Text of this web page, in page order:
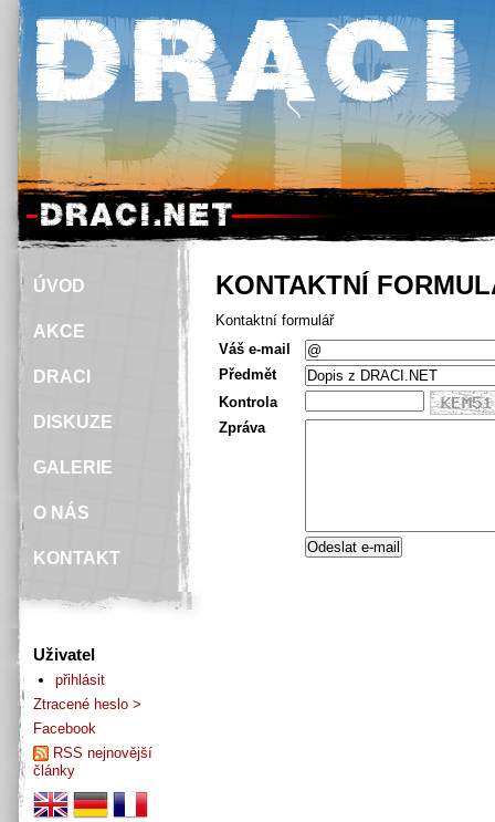
KONTAKTNÍ
Kontaktní formulář
Váš e-mail
Předmět
Kontrola
Zpráva
ÚVOD
AKCE
DRACI
DISKUZE
GALERIE
O NÁS
KONTAKT
Uživatel
přihlásit
Ztracené heslo >
Facebook
RSS nejnovější
články